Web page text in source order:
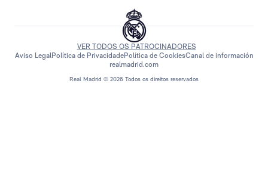
Real Madrid © 2026 Todos os direitos reservados
VER TODOS OS PATROCINADORES
Aviso LegalPolítica de PrivacidadePolítica de CookiesCanal de información
realmadrid.com